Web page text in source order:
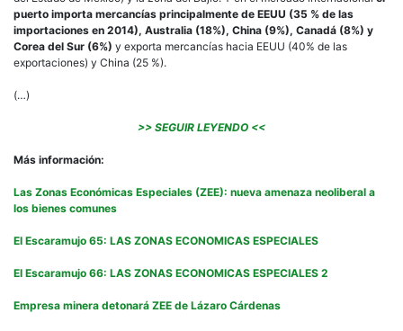
puerto importa mercancías principalmente de EEUU (35 % de las
importaciones en 2014), Australia (18%), China (9%), Canadá (8%) y
Corea del Sur (6%) y exporta mercancías hacia EEUU (40% de las
exportaciones) y China (25 %).
(…)
>> SEGUIR LEYENDO <<
Más información:
Las Zonas Económicas Especiales (ZEE): nueva amenaza neoliberal a
los bienes comunes
El Escaramujo 65: LAS ZONAS ECONOMICAS ESPECIALES
El Escaramujo 66: LAS ZONAS ECONOMICAS ESPECIALES 2
Empresa minera detonará ZEE de Lázaro Cárdenas